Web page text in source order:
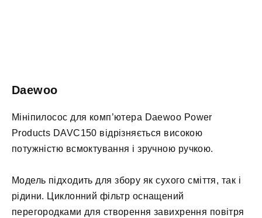
Daewoo
Мініпилосос для комп’ютера Daewoo Power
Products DAVC150 відрізняється високою
потужністю всмоктування і зручною ручкою.
Модель підходить для збору як сухого сміття, так і
рідини. Циклонний фільтр оснащений
перегородками для створення завихрення повітря